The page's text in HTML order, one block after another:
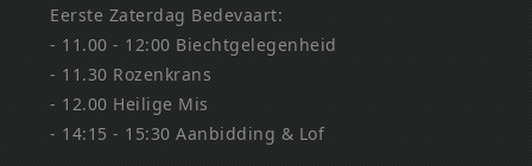
Eerste Zaterdag Bedevaart:
- 11.00 - 12:00 Biechtgelegenheid
- 11.30 Rozenkrans
- 12.00 Heilige Mis
- 14:15 - 15:30 Aanbidding & Lof